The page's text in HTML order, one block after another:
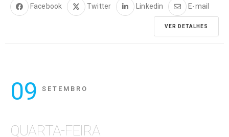
Facebook Twitter Linkedin E-mail
VER DETALHES
09 SETEMBRO
QUARTA-FEIRA